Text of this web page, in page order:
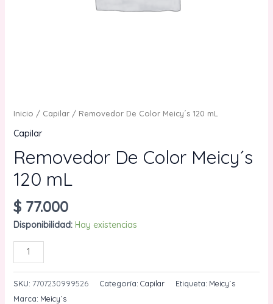
Inicio / Capilar/ Removedor De Color Meicy´s 120 mL
Capilar
Removedor De Color Meicy´s
120 mL
$77.000
Disponibilidad: Hay existencias
Removedor
De
Color
Meicy
SKU: 7707230999526 Categoría: Capilar Etiqueta: Meicy´s
Marca: Meicy´s